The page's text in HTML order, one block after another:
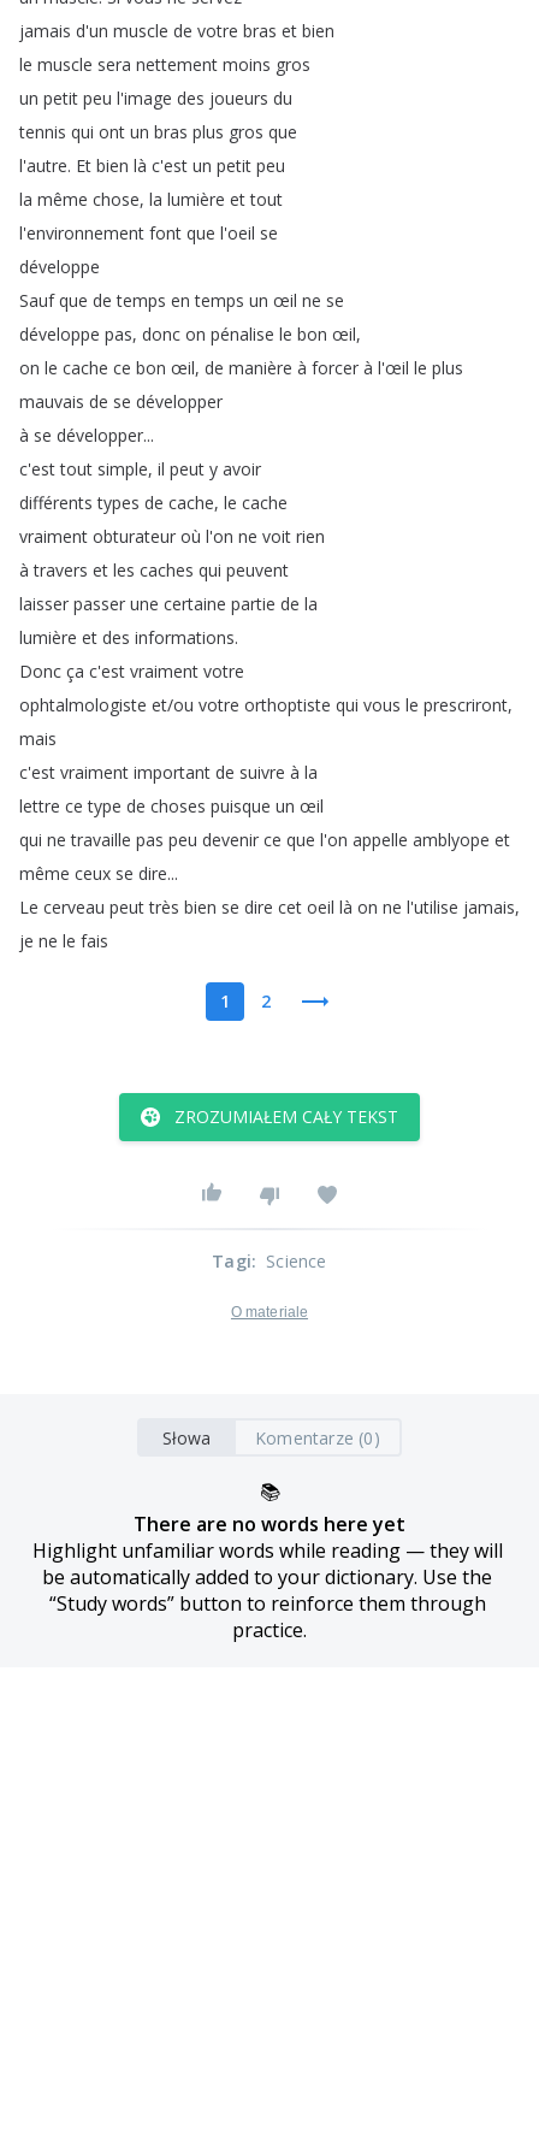
jamais d'un muscle de votre bras et bien
le muscle sera nettement moins gros
un petit peu l'image des joueurs du
tennis qui ont un bras plus gros que
l'autre. Et bien là c'est un petit peu
la même chose, la lumière et tout
l'environnement font que l'oeil se
développe
Sauf que de temps en temps un œil ne se
développe pas, donc on pénalise le bon œil,
on le cache ce bon œil, de manière à forcer à l'œil le plus
mauvais de se développer
à se développer...
c'est tout simple, il peut y avoir
différents types de cache, le cache
vraiment obturateur où l'on ne voit rien
à travers et les caches qui peuvent
laisser passer une certaine partie de la
lumière et des informations.
Donc ça c'est vraiment votre
ophtalmologiste et/ou votre orthoptiste qui vous le prescriront,
mais
c'est vraiment important de suivre à la
lettre ce type de choses puisque un œil
qui ne travaille pas peu devenir ce que l'on appelle amblyope et
même ceux se dire...
Le cerveau peut très bien se dire cet oeil là on ne l'utilise jamais,
je ne le fais
1 2
ZROZUMIAŁEM CAŁY TEKST
Tagi: Science
O materiale
Słowa Komentarze (0)
📚
There are no words here yet
Highlight unfamiliar words while reading — they will
be automatically added to your dictionary. Use the
“Study words” button to reinforce them through
practice.